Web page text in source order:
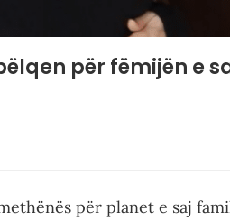
për fëmijën e
për planet e saj